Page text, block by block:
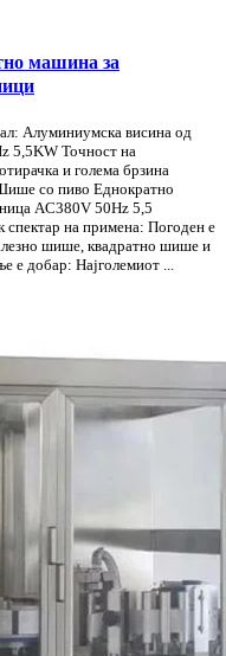
машина за
Алуминиумска висина од
5,5KW Точност на
и голема брзина
со пиво Еднократно
AC380V 50Hz 5,5
на примена: Погоден е
шише, квадратно шише и
е добар: Најголемиот ...